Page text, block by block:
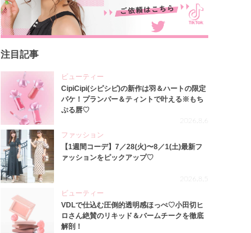
注目記事
ビューティー
CipiCipi(シピシピ)の新作は羽＆ハートの限定
パケ！プランパー＆ティントで叶える※もち
ぷる唇♡
2026.8.6
ファッション
【1週間コーデ】7／28(火)〜8／1(土)最新フ
ァッションをピックアップ♡
2026.8.5
ビューティー
VDLで仕込む圧倒的透明感ほっぺ♡小田切ヒ
ロさん絶賛のリキッド＆バームチークを徹底
解剖！